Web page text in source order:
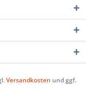
Versandkosten und ggf.